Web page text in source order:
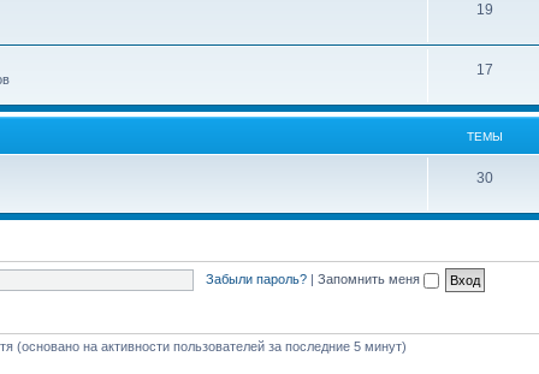
19
17
ТЕМЫ
30
Забыли пароль? | Запомнить меня
(основано на активности пользователей за последние 5 минут)